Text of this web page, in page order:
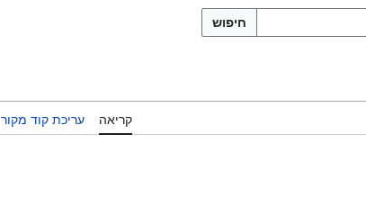
חיפוש
קריאה עריכת קוד מקור